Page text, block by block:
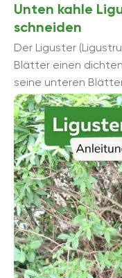
Unten kahle
schneiden
Der Liguster
Blätter einen
seine unteren
Anleitung schneiden